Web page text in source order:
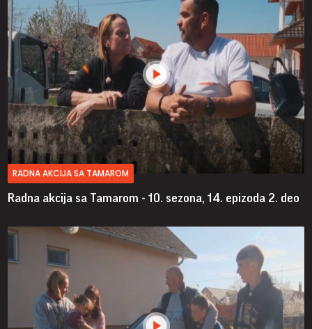
RADNA AKCIJA SA TAMAROM
Radna akcija sa Tamarom - 10. sezona, 14. epizoda 2. deo